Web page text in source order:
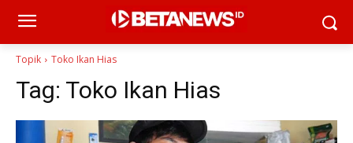
Topik Toko Ikan Hias
Tag: Toko Ikan Hias